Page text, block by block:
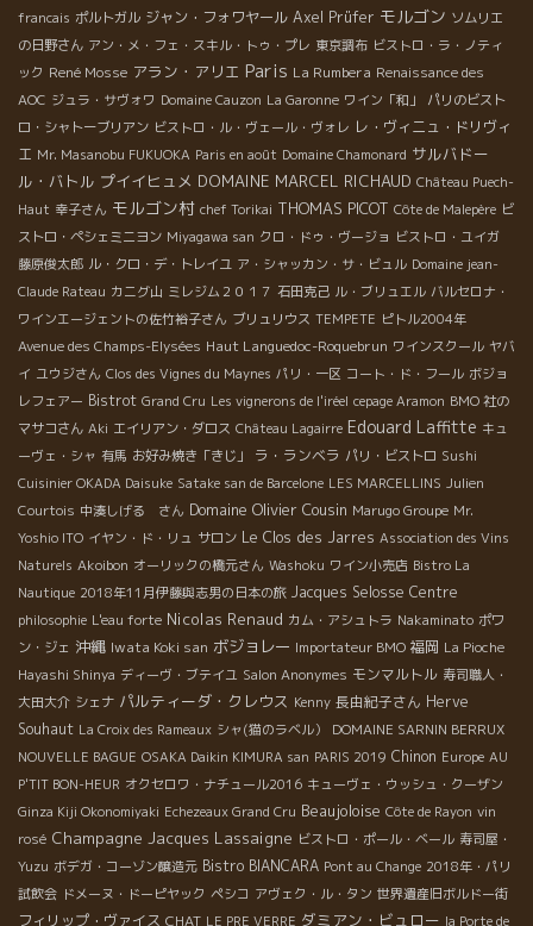
francais ポルトガル ジャン・フォワヤール Axel Prüfer モルゴン ソムリエ
の日野さん アン・メ・フェ・スキル・トゥ・プレ 東京調布 ビストロ・ラ・ノティ
ック René Mosse アラン・アリエ Paris La Rumbera Renaissance des
AOC ジュラ・サヴォワ Domaine Cauzon La Garonne ワイン「和」
パリのビスト
ロ・シャトーブリアン ビストロ・ル・ヴェール・ヴォレ レ・ヴィニュ・ドリヴィ
エ Mr. Masanobu FUKUOKA Paris en août Domaine Chamonard サルバドー
ル・バトル プイイヒュメ DOMAINE MARCEL RICHAUD Château Puech-
Haut 幸子さん モルゴン村 chef Torikai THOMAS PICOT Côte de Malepère ビ
ストロ・ペシェミニヨン Miyagawa san クロ・ドゥ・ヴージョ ビストロ・ユイガ
藤原俊太郎 ル・クロ・デ・トレイユ ア・シャッカン・サ・ビュル Domaine jean-
Claude Rateau カニグ山 ミレジム２０１７ 石田克己 ル・ブリュエル バルセロナ・
ワインエージェントの佐竹裕子さん ブリュリウス TEMPETE ピトル2004年
Avenue des Champs-Elysées Haut Languedoc-Roquebrun ワインスクール ヤバ
イ ユウジさん Clos des Vignes du Maynes パリ・一区 コート・ド・フール ボジョ
レフェアー Bistrot Grand Cru Les vignerons de l'iréel cepage Aramon BMO 社の
マサコさん Aki エイリアン・ダロス Château Lagairre Edouard Laffitte キュ
ーヴェ・シャ 有馬 お好み焼き「きじ」 ラ・ランベラ パリ・ビストロ Sushi
Cuisinier OKADA Daisuke Satake san de Barcelone LES MARCELLINS Julien
Courtois 中湊しげる さん Domaine Olivier Cousin Marugo Groupe Mr.
Yoshio ITO イヤン・ド・リュ サロン Le Clos des Jarres Association des Vins
Naturels Akoibon オーリックの橋元さん Washoku ワイン小売店 Bistro La
Nautique 2018年11月伊藤與志男の日本の旅 Jacques Selosse Centre
philosophie L'eau forte Nicolas Renaud カム・アシュトラ Nakaminato ポワ
ン・ジェ 沖縄 Iwata Koki san ボジョレー Importateur BMO 福岡 La Pioche
Hayashi Shinya ディーヴ・ブテイユ Salon Anonymes モンマルトル 寿司職人・
大田大介 シェナ パルティーダ・クレウス Kenny 長由紀子さん Herve
Souhaut La Croix des Rameaux シャ(猫のラベル）
DOMAINE SARNIN BERRUX
NOUVELLE BAGUE OSAKA Daikin KIMURA san PARIS 2019 Chinon Europe AU
P'TIT BON-HEUR オクセロワ・ナチュール2016 キューヴェ・ウッシュ・クーザン
Ginza Kiji Okonomiyaki Echezeaux Grand Cru Beaujoloise Côte de Rayon vin
rosé Champagne Jacques Lassaigne ビストロ・ポール・ベール 寿司屋・
Yuzu ボデガ・コーゾン醸造元 Bistro BIANCARA Pont au Change 2018年・パリ
試飲会 ドメーヌ・ドーピヤック ペシコ アヴェク・ル・タン 世界遺産旧ボルドー街
フィリップ・ヴァイス CHAT LE PRE VERRE ダミアン・ビュロー la Porte de